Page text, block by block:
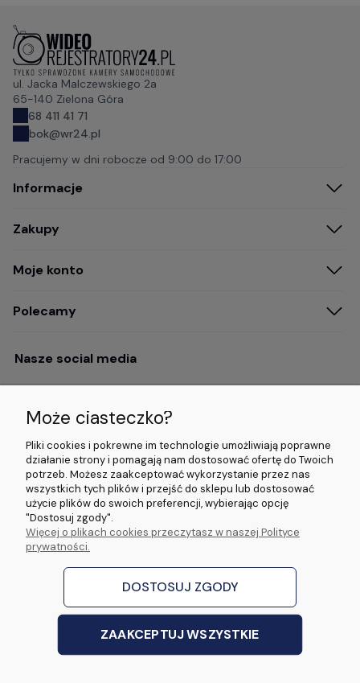
ul. Jacka Malczewskiego 2a
65-140 Zielona Góra
68 411 41 71
bok@wr24.pl
Pracujemy w dni robocze od 9:00 do 17:00
Informacje
Zakupy
Moje konto
Polecamy
Nasze social media
Opinie i wyróżnienia
5.0/5.0 (5000+
opinii)
5.0/5.0 (5000+
opinii)
4.9/5.0 (120+
opinii)
© 2026 www.wideorejestratory24.pl. Wszelkie prawa zastrzeżone.
Sklep własności firmy ZOYA LAB Arkadiusz Dawid Lorenz
ul. Jacka Malczewskiego 2A, 65-140 Zielona Góra NIP: 9730587206 REGON:
Sklep internetowy Shoper Premium
Może ciasteczko?
Pliki cookies i pokrewne im technologie umożliwiają poprawne
działanie strony i pomagają nam dostosować ofertę do Twoich
potrzeb. Możesz zaakceptować wykorzystanie przez nas
wszystkich tych plików i przejść do sklepu lub dostosować
użycie plików do swoich preferencji, wybierając opcję
"Dostosuj zgody".
Więcej o plikach cookies przeczytasz w naszej Polityce
prywatności.
DOSTOSUJ ZGODY
ZAAKCEPTUJ WSZYSTKIE